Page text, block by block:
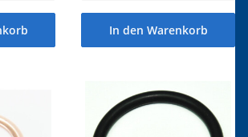
In den Warenkorb